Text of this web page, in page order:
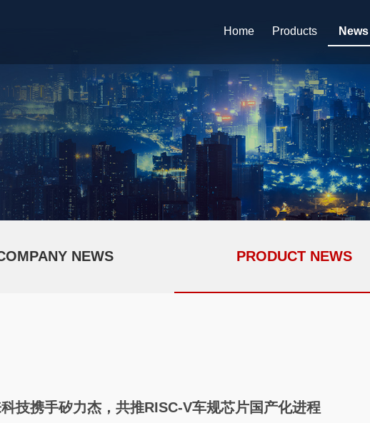
Home Products News
NEWS PRODUCT NEWS
技携手矽力杰，共推RISC-V车规芯片国产化进程